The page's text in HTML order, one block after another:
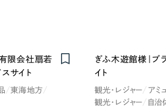
限会社扇若
スサイト
東海地方
ぎふ木遊館様｜ブ
イト
観光・レジャー アミ
観光・レジャー
自治